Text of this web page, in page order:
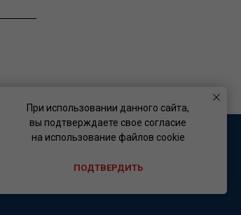
При использовании данного сайта,
вы подтверждаете свое согласие
на использование файлов cookie
ПОДТВЕРДИТЬ